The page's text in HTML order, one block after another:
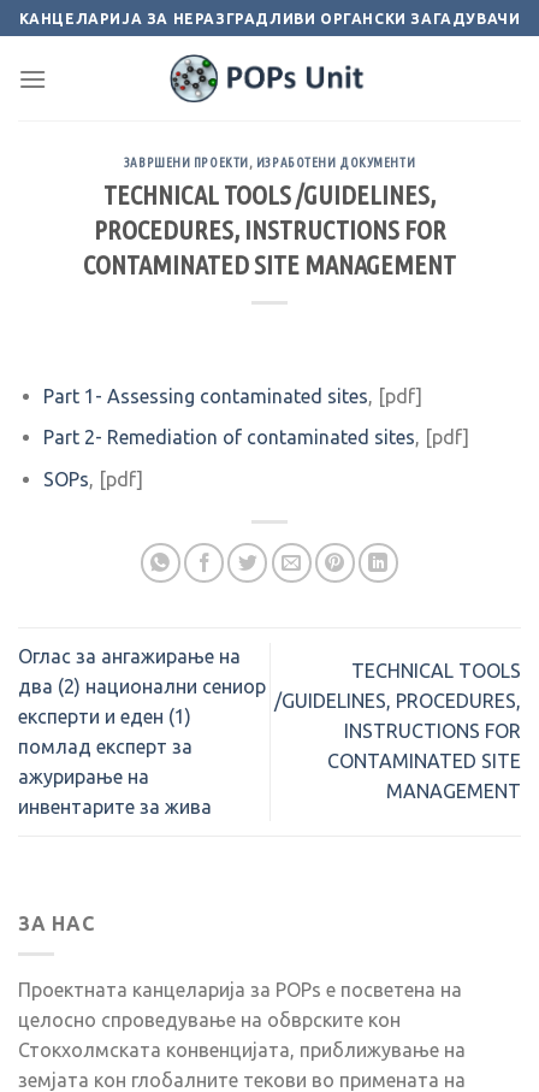
Skip
content
КАНЦЕЛАРИЈА ЗА НЕРАЗГРАДЛИВИ ОРГАНСКИ ЗАГАДУВАЧИ
ЗАВРШЕНИ ПРОЕКТИ, ИЗРАБОТЕНИ ДОКУМЕНТИ
TECHNICAL TOOLS /GUIDELINES,
PROCEDURES, INSTRUCTIONS FOR
CONTAMINATED SITE MANAGEMENT
Part 1- Assessing contaminated sites , [pdf]
Part 2- Remediation of contaminated sites, [pdf]
SOPs, [pdf]
Оглас за ангажирање на
два (2) национални сениор
експерти и еден (1)
помлад експерт за
ажурирање на
инвентарите за жива
TECHNICAL TOOLS
/GUIDELINES, PROCEDURES,
INSTRUCTIONS FOR
CONTAMINATED SITE
MANAGEMENT
ЗА НАС
Проектната канцеларија за POPs е посветена на
целосно спроведување на обврските кон
Стокхолмската конвенцијата, приближување на
земјата кон глобалните текови во примената на